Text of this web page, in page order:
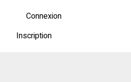
Connexion
Inscription